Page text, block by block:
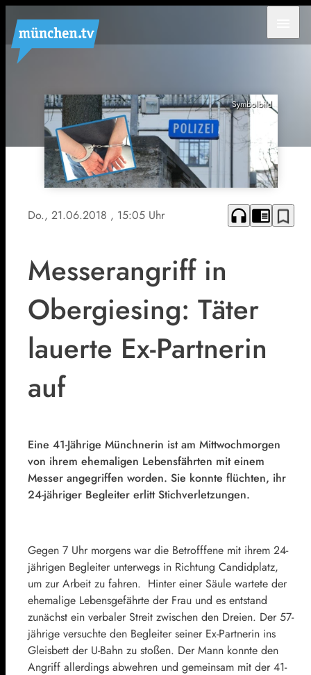
Symbolbild
Do., 21.06.2018 , 15:05 Uhr headphones chrome_reader_mode bookmark_border
Messerangriff in
Obergiesing: Täter
lauerte Ex-Partnerin
auf
Eine 41-Jährige Münchnerin ist am Mittwochmorgen
von ihrem ehemaligen Lebensfährten mit einem
Messer angegriffen worden. Sie konnte flüchten, ihr
24-jähriger Begleiter erlitt Stichverletzungen.
Gegen 7 Uhr morgens war die Betrofffene mit ihrem 24-
jährigen Begleiter unterwegs in Richtung Candidplatz,
um zur Arbeit zu fahren. Hinter einer Säule wartete der
ehemalige Lebensgefährte der Frau und es entstand
zunächst ein verbaler Streit zwischen den Dreien. Der 57-
jährige versuchte den Begleiter seiner Ex-Partnerin ins
Gleisbett der U-Bahn zu stoßen. Der Mann konnte den
Angriff allerdings abwehren und gemeinsam mit der 41-